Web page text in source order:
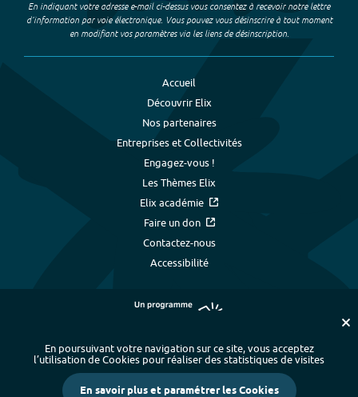
En indiquant votre adresse e-mail ci-dessus vous consentez à recevoir notre lettre
d’information par voie électronique. Vous pouvez vous désinscrire à tout moment
en modifiant vos paramètres via les liens de désinscription.
Accueil
Découvrir Elix
Nos partenaires
Entreprises et Collectivités
Engagez-vous !
Les Thèmes Elix
Elix académie
Faire un don
Contactez-nous
Accessibilité
Plan du site - Index alphabétique
-
Mentions légales et données personnelles
- Paramétrer les cookies
En poursuivant votre navigation sur ce site, vous acceptez
l’utilisation de Cookies pour réaliser des statistiques de visites
En savoir plus et paramétrer les Cookies